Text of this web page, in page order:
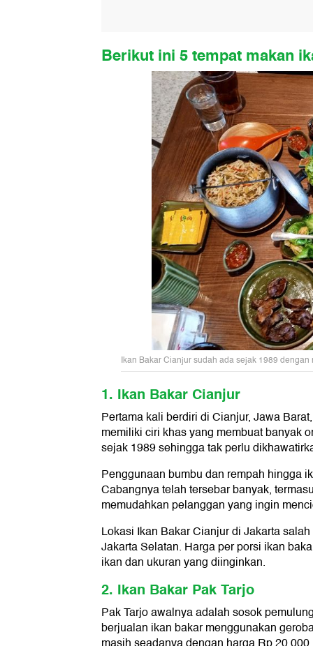
Berikut ini 5 tempat makan
Ikan Bakar Cianjur sudah ada sejak 1989
1. Ikan Bakar Cianjur
Pertama kali berdiri di Cianjur, Jawa
memiliki ciri khas yang membuat banyak
sejak 1989 sehingga tak perlu
Penggunaan bumbu dan rempah hingga
Cabangnya telah tersebar banyak,
memudahkan pelanggan yang ingin
Lokasi Ikan Bakar Cianjur di Jakarta
Jakarta Selatan. Harga per porsi ikan
ikan dan ukuran yang diinginkan.
2. Ikan Bakar Pak Tarjo
Pak Tarjo awalnya adalah sosok
berjualan ikan bakar menggunakan